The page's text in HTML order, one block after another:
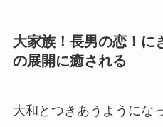
大家族！長男の恋！に
の展開に癒される
大和とつきあうようにな